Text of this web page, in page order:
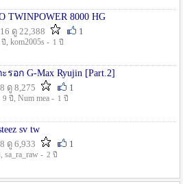
TWINPOWER 8000 HG
ดู 22,388
1
ปี , kom2005s - 1 ปี
รอก G-Max Ryujin [Part.2]
ดู 8,275
1
9 ปี , Num mea - 1 ปี
ประกอบ steez sv tw
ดู 6,933
1
, sa_ra_raw - 2 ปี